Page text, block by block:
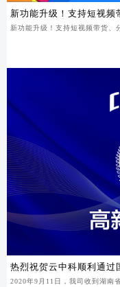
新功能升级！支持短视
新功能升级！支持短视频带货、
热烈祝贺云中科顺利通过
2020年9月11日，我司收到湖南